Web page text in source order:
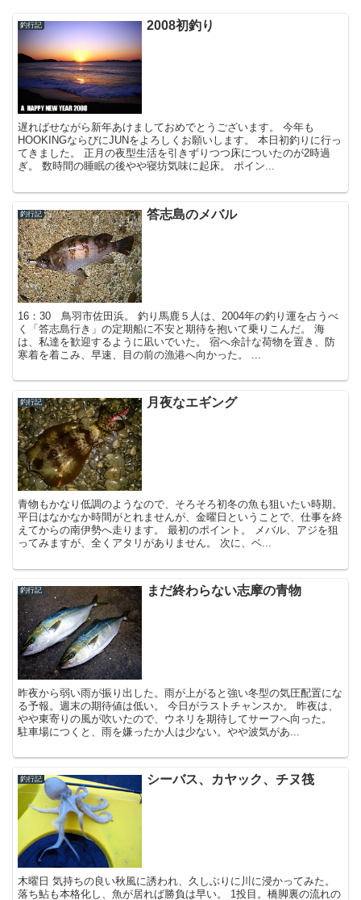
釣行記 2008初釣り
遅ればせながら新年あけましておめでとうございます。 今年も
HOOKINGならびにJUNをよろしくお願いします。 本日初釣りに行っ
てきました。 正月の夜型生活を引きずりつつ床についたのが2時過
ぎ。 数時間の睡眠の後やや寝坊気味に起床。 ポイン...
釣行記 答志島のメバル
16：30 鳥羽市佐田浜。 釣り馬鹿５人は、2004年の釣り運を占うべ
く「答志島行き」の定期船に不安と期待を抱いて乗りこんだ。 海
は、私達を歓迎するように凪いでいた。 宿へ余計な荷物を置き、防
寒着を着こみ、早速、目の前の漁港へ向かった。 ...
釣行記 月夜なエギング
青物もかなり低調のようなので、そろそろ初冬の魚も狙いたい時期。
平日はなかなか時間がとれませんが、金曜日ということで、仕事を終
えてからの南伊勢へ走ります。 最初のポイント。 メバル、アジを狙
ってみますが、全くアタリがありません。 次に、ベ...
釣行記 まだ終わらない志摩の青物
昨夜から弱い雨が振り出した。雨が上がると強い冬型の気圧配置にな
る予報。週末の期待値は低い。 今日がラストチャンスか。 昨夜は、
やや東寄りの風が吹いたので、ウネリを期待してサーフへ向った。
駐車場につくと、雨を嫌ったか人は少ない。やや波気があ...
釣行記 シーバス、カヤック、チヌ筏
木曜日 気持ちの良い秋風に誘われ、久しぶりに川に浸かってみた。
落ち鮎も本格化し、魚が居れば勝負は早い。 1投目。橋脚裏の流れの